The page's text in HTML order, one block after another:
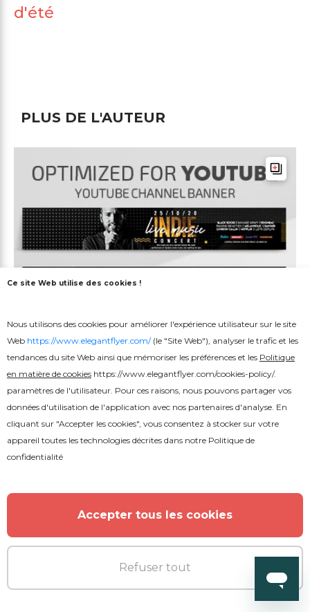
d'été
PLUS DE L'AUTEUR
Gratuit
Ce site Web utilise des cookies !
Nous utilisons des cookies pour améliorer l'expérience utilisateur sur le site
Web https://www.elegantflyer.com/(le "Site Web"), analyser le trafic et les
tendances du site Web ainsi que mémoriser les préférences et les Politique
en matière de cookies https://www.elegantflyer.com/cookies-policy/.
paramètres de l'utilisateur. Pour ces raisons, nous pouvons partager vos
données d'utilisation de l'application avec nos partenaires d'analyse. En
cliquant sur "Accepter les cookies", vous consentez à stocker sur votre
appareil toutes les technologies décrites dans notre Politique de
confidentialité
Accepter tous les cookies
Refuser tout